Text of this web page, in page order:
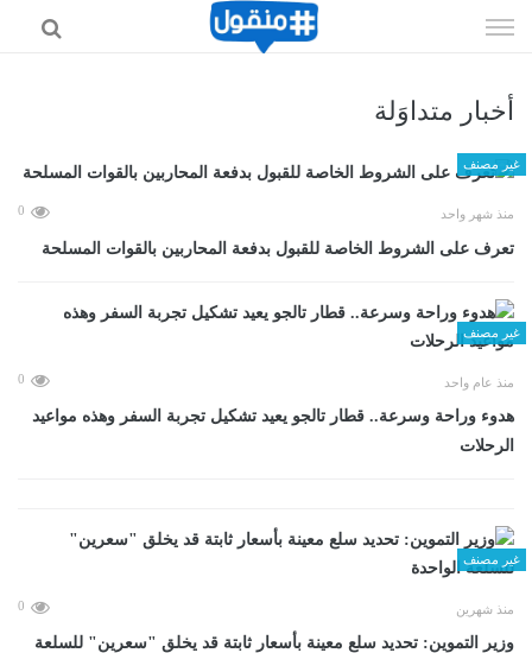
الى
أخبار متداوَلة
غير مصنف
منذ شهر واحد 0
تعرف على الشروط الخاصة للقبول بدفعة المحاربين بالقوات المسلحة
غير مصنف
منذ عام واحد 0
هدوء وراحة وسرعة.. قطار تالجو يعيد تشكيل تجربة السفر وهذه مواعيد
الرحلات
غير مصنف
منذ شهرين 0
وزير التموين: تحديد سلع معينة بأسعار ثابتة قد يخلق "سعرين" للسلعة